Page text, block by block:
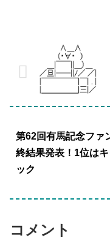
第62回有馬記念フ
終結果発表！1位は
ック
コメント